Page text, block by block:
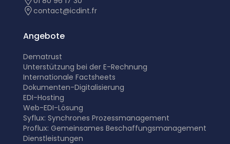
contact@icdint.fr
Angebote
Dematrust
Unterstützung bei der E-Rechnung
Internationale Factsheets
Dokumenten-Digitalisierung
EDI-Hosting
Web-EDI-Lösung
Syflux: Synchrones Prozessmanagement
Proflux: Gemeinsames Beschaffungsmanagement
Dienstleistungen